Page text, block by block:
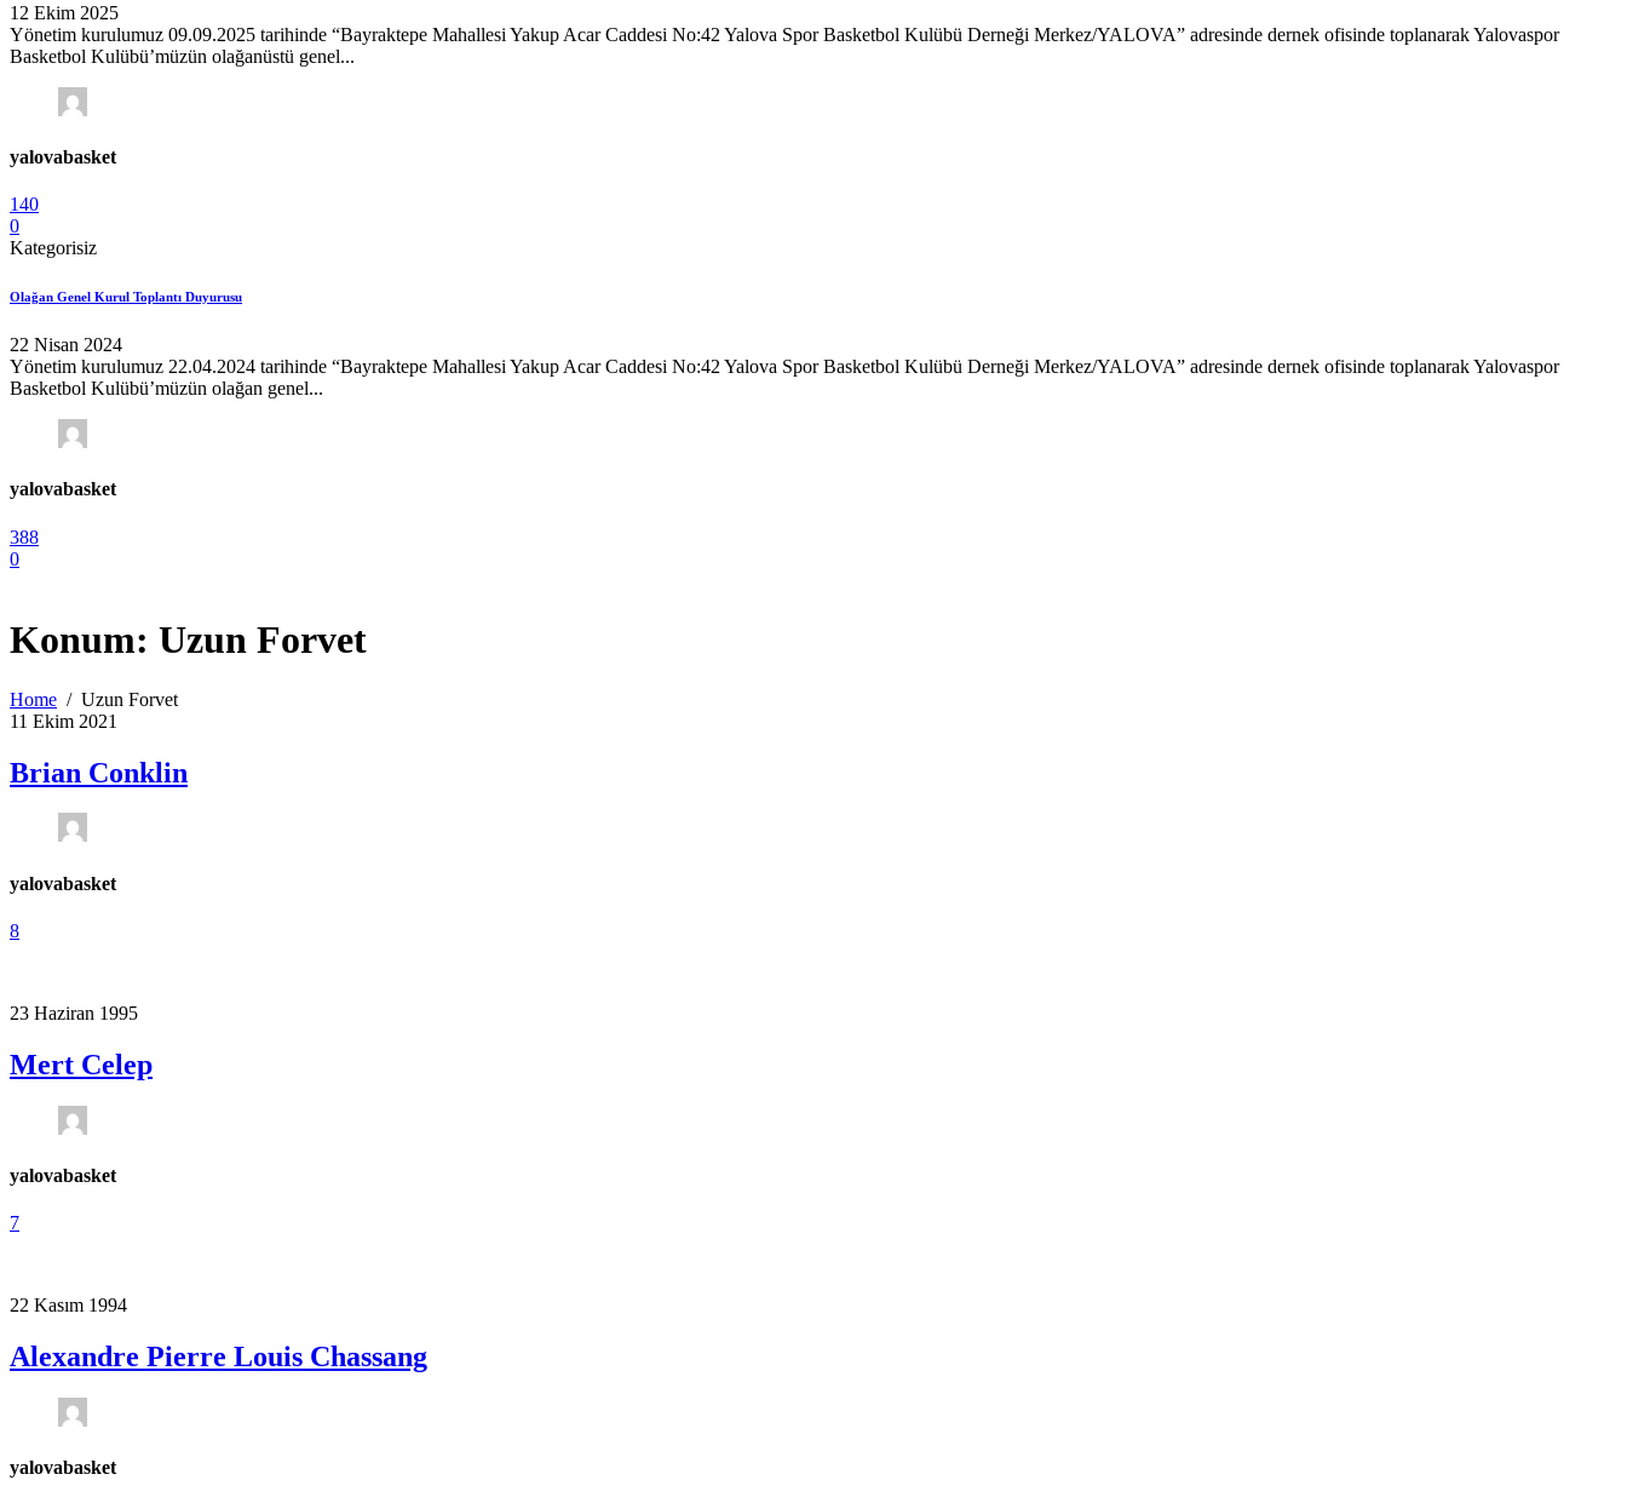
12 Ekim 2025
Yönetim kurulumuz 09.09.2025 tarihinde “Bayraktepe Mahallesi Yakup Acar Caddesi No:42 Yalova Spor Basketbol Kulübü Derneği Merkez/YALOVA” adresinde dernek ofisinde toplanarak Yalovaspor
Basketbol Kulübü’müzün olağanüstü genel...
yalovabasket
140
0
Kategorisiz
Olağan Genel Kurul Toplantı Duyurusu
22 Nisan 2024
Yönetim kurulumuz 22.04.2024 tarihinde “Bayraktepe Mahallesi Yakup Acar Caddesi No:42 Yalova Spor Basketbol Kulübü Derneği Merkez/YALOVA” adresinde dernek ofisinde toplanarak Yalovaspor
Basketbol Kulübü’müzün olağan genel...
yalovabasket
388
0
Konum: Uzun Forvet
Home
Uzun Forvet
11 Ekim 2021
Brian Conklin
yalovabasket
8
23 Haziran 1995
Mert Celep
yalovabasket
7
22 Kasım 1994
Alexandre Pierre Louis Chassang
yalovabasket